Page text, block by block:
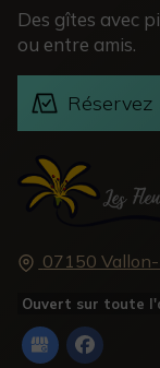
07150
Ouvert sur toute
Des gîtes avec
ou entre amis.
Réservez